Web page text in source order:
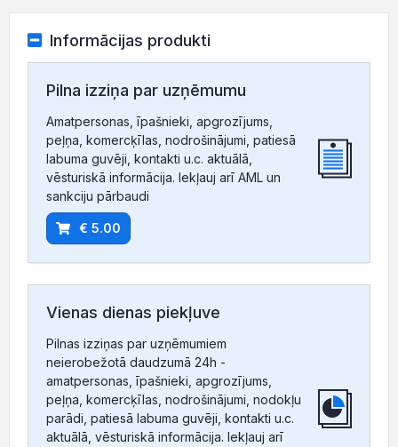
Informācijas produkti
Pilna izziņa par uzņēmumu
Amatpersonas, īpašnieki, apgrozījums,
peļņa, komercķīlas, nodrošinājumi, patiesā
labuma guvēji, kontakti u.c. aktuālā,
vēsturiskā informācija. Iekļauj arī AML un
sankciju pārbaudi
€ 5.00
Vienas dienas piekļuve
Pilnas izziņas par uzņēmumiem
neierobežotā daudzumā 24h -
amatpersonas, īpašnieki, apgrozījums,
peļņa, komercķīlas, nodrošinājumi, nodokļu
parādi, patiesā labuma guvēji, kontakti u.c.
aktuālā, vēsturiskā informācija. Iekļauj arī